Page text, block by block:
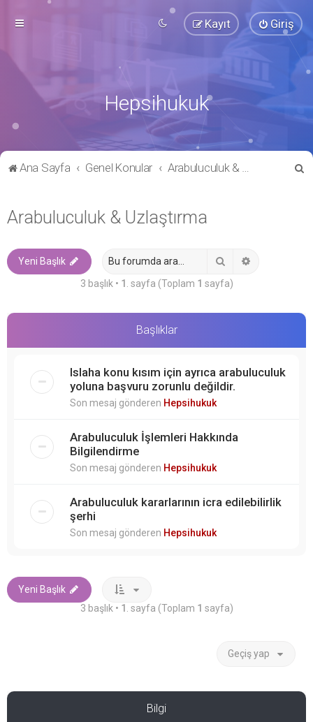
Giriş
Kayıt
Hepsihukuk
Ana Sayfa Genel Konular Arabuluculuk & Uzlaştırma
Arabuluculuk & Uzlaştırma
Yeni Başlık
3 başlık • 1 . sayfa (Toplam 1 sayfa)
Başlıklar
Islaha konu kısım için ayrıca arabuluculuk
yoluna başvuru zorunlu değildir.
Son mesaj gönderen Hepsihukuk
Arabuluculuk İşlemleri Hakkında
Bilgilendirme
Son mesaj gönderen Hepsihukuk
Arabuluculuk kararlarının icra edilebilirlik
şerhi
Son mesaj gönderen Hepsihukuk
Yeni Başlık
3 başlık • 1 . sayfa (Toplam 1 sayfa)
Geçiş yap
Bilgi